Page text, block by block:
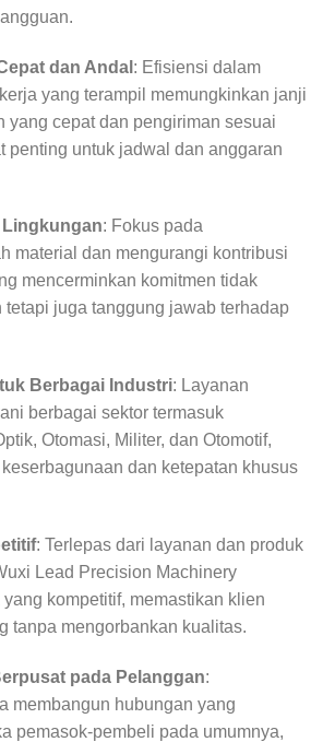
dan Andal : Efisiensi dalam
yang terampil memungkinkan janji
yang cepat dan pengiriman sesuai
penting untuk jadwal dan anggaran
Lingkungan: Fokus pada
material dan mengurangi kontribusi
mencerminkan komitmen tidak
tetapi juga tanggung jawab terhadap
Berbagai Industri: Layanan
berbagai sektor termasuk
Otomasi, Militer, dan Otomotif,
dan ketepatan khusus
: Terlepas dari layanan dan produk
Lead Precision Machinery
kompetitif, memastikan klien
tanpa mengorbankan kualitas.
pada Pelanggan:
membangun hubungan yang
pemasok-pembeli pada umumnya,